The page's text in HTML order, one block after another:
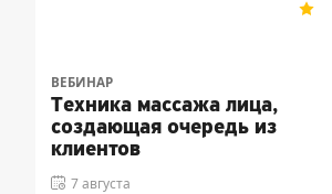
ВЕБИНАР
Техника массажа лица,
создающая очередь из
клиентов
7 августа